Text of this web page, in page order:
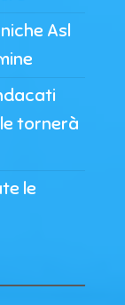
Asl
tornerà
le